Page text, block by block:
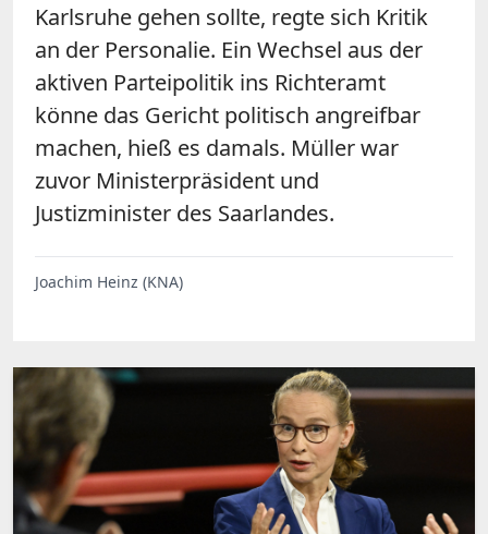
Karlsruhe gehen sollte, regte sich Kritik
an der Personalie. Ein Wechsel aus der
aktiven Parteipolitik ins Richteramt
könne das Gericht politisch angreifbar
machen, hieß es damals. Müller war
zuvor Ministerpräsident und
Justizminister des Saarlandes.
Joachim Heinz (KNA)